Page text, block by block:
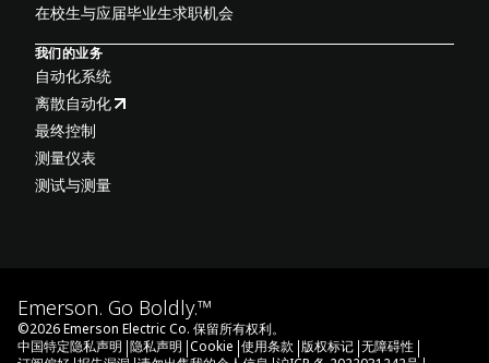
在校生与应届毕业生求职机会
我们的业务
自动化系统
离散自动化
最终控制
测量仪表
测试与测量
Emerson. Go Boldly.™
©2026Emerson Electric Co. 保留所有权利。
中国特定隐私声明 |隐私声明 |Cookie |使用条款 |版权标记 |无障碍性 |